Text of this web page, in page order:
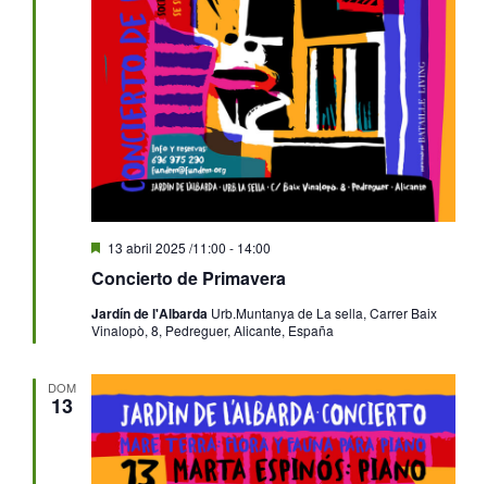
Concierto de Primavera
Destacado
13 abril 2025 /11:00 - 14:00
Jardín de l'Albarda Urb.Muntanya de La sella, Carrer Baix
Vinalopò, 8, Pedreguer, Alicante, España
DOM
13